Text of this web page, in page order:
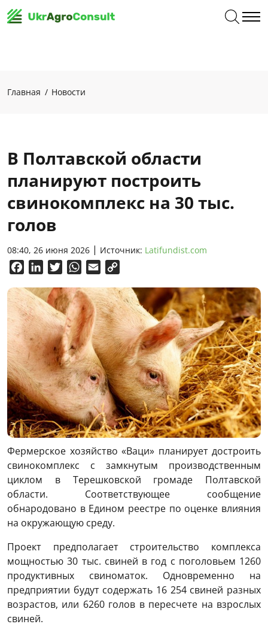
Главная Новости
В Полтавской области
планируют построить
свинокомплекс на 30 тыс.
голов
08:40, 26 июня 2026 Источник: Latifundist.com
FacebookLinkedInTwitterWhatsApp
Email
Фермерское хозяйство «Ваци» планирует достроить
свинокомплекс с замкнутым производственным
циклом в Терешковской громаде Полтавской
области. Соответствующее сообщение
обнародовано в Едином реестре по оценке влияния
на окружающую среду.
Проект предполагает строительство комплекса
мощностью 30 тыс. свиней в год с поголовьем 1260
продуктивных свиноматок. Одновременно на
предприятии будут содержать 16 254 свиней разных
возрастов, или 6260 голов в пересчете на взрослых
свиней.